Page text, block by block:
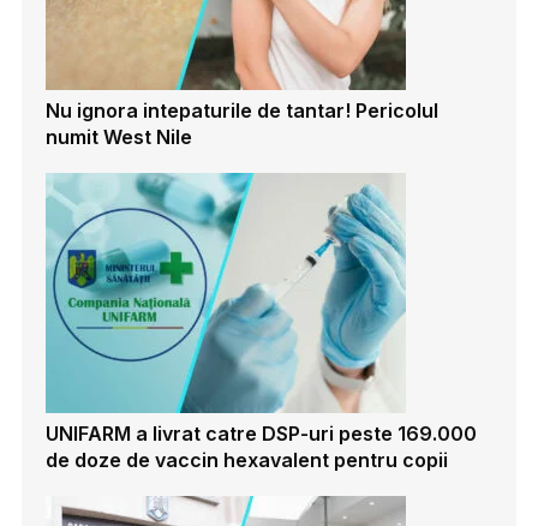
Nu ignora intepaturile de tantar! Pericolul
numit West Nile
UNIFARM a livrat catre DSP-uri peste 169.000
de doze de vaccin hexavalent pentru copii